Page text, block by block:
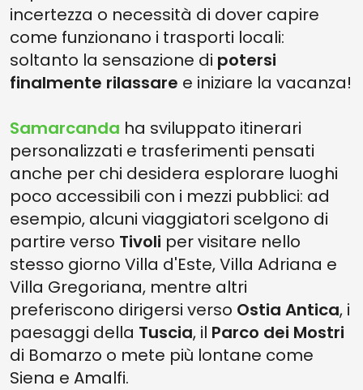
incertezza o necessità di dover capire
come funzionano i trasporti locali:
soltanto la sensazione di potersi
finalmente rilassare e iniziare la vacanza!
Samarcanda ha sviluppato itinerari
personalizzati e trasferimenti pensati
anche per chi desidera esplorare luoghi
poco accessibili con i mezzi pubblici: ad
esempio, alcuni viaggiatori scelgono di
partire verso Tivoli per visitare nello
stesso giorno Villa d'Este, Villa Adriana e
Villa Gregoriana, mentre altri
preferiscono dirigersi verso Ostia Antica, i
paesaggi della Tuscia, il Parco dei Mostri
di Bomarzo o mete più lontane come
Siena e Amalfi.